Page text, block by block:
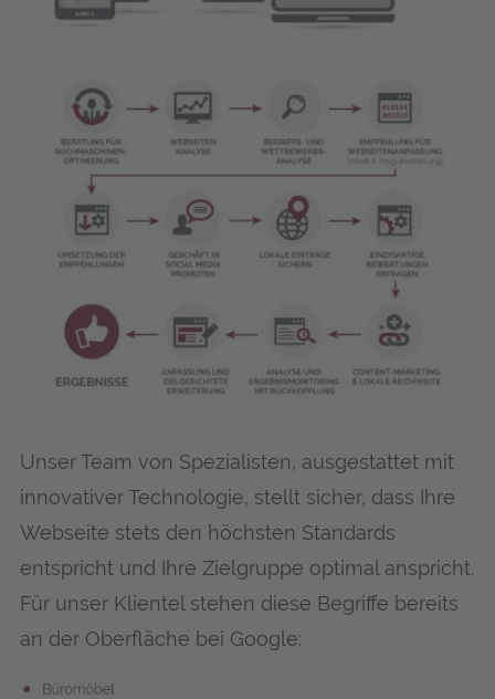
Unser Team von Spezialisten, ausgestattet mit
innovativer Technologie, stellt sicher, dass Ihre
Webseite stets den höchsten Standards
entspricht und Ihre Zielgruppe optimal anspricht.
Für unser Klientel stehen diese Begriffe bereits
an der Oberfläche bei Google: